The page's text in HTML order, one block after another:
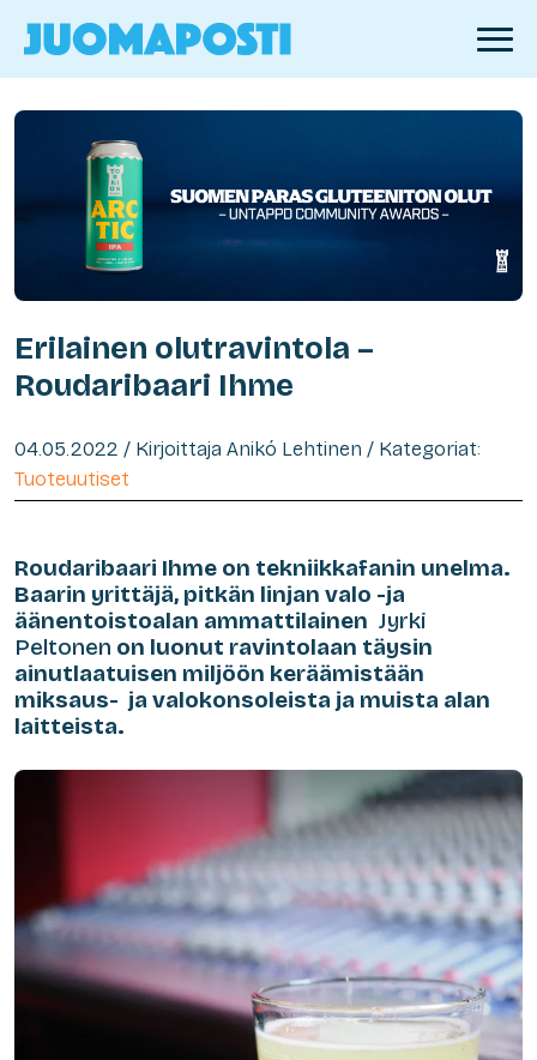
Erilainen olutravintola –
Roudaribaari Ihme
04.05.2022 / Kirjoittaja Anikó Lehtinen / Kategoriat:
Tuoteuutiset
Roudaribaari Ihme on tekniikkafanin unelma.
Baarin yrittäjä, pitkän linjan valo -ja
äänentoistoalan ammattilainen Jyrki
Peltonen on luonut ravintolaan täysin
ainutlaatuisen miljöön keräämistään
miksaus- ja valokonsoleista ja muista alan
laitteista.